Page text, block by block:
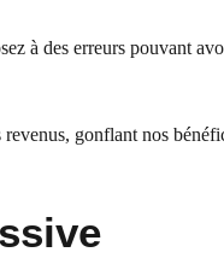
à des erreurs pouvant
gonflant nos